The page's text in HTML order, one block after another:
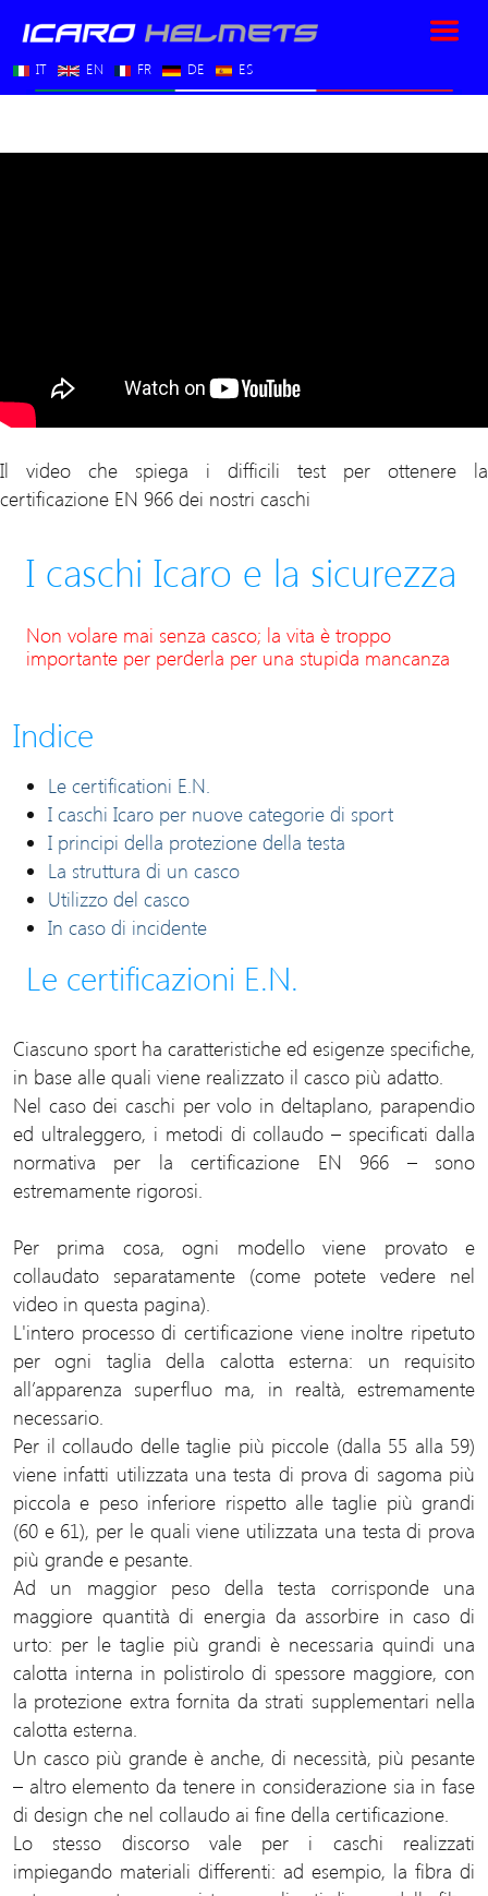
IT EN FR DE ES
Il video che spiega i difficili test per ottenere la
certificazione EN 966 dei nostri caschi
I caschi Icaro e la sicurezza
Non volare mai senza casco; la vita è troppo
importante per perderla per una stupida mancanza
Indice
Le certificationi E.N.
I caschi Icaro per nuove categorie di sport
I principi della protezione della testa
La struttura di un casco
Utilizzo del casco
In caso di incidente
Le certificazioni E.N.
Ciascuno sport ha caratteristiche ed esigenze specifiche,
in base alle quali viene realizzato il casco più adatto.
Nel caso dei caschi per volo in deltaplano, parapendio
ed ultraleggero, i metodi di collaudo – specificati dalla
normativa per la certificazione EN 966 – sono
estremamente rigorosi.
Per prima cosa, ogni modello viene provato e
collaudato separatamente (come potete vedere nel
video in questa pagina).
L'intero processo di certificazione viene inoltre ripetuto
per ogni taglia della calotta esterna: un requisito
all’apparenza superfluo ma, in realtà, estremamente
necessario.
Per il collaudo delle taglie più piccole (dalla 55 alla 59)
viene infatti utilizzata una testa di prova di sagoma più
piccola e peso inferiore rispetto alle taglie più grandi
(60 e 61), per le quali viene utilizzata una testa di prova
più grande e pesante.
Ad un maggior peso della testa corrisponde una
maggiore quantità di energia da assorbire in caso di
urto: per le taglie più grandi è necessaria quindi una
calotta interna in polistirolo di spessore maggiore, con
la protezione extra fornita da strati supplementari nella
calotta esterna.
Un casco più grande è anche, di necessità, più pesante
– altro elemento da tenere in considerazione sia in fase
di design che nel collaudo ai fine della certificazione.
Lo stesso discorso vale per i caschi realizzati
impiegando materiali differenti: ad esempio, la fibra di